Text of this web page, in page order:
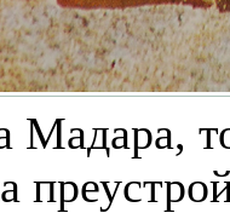
Мадара,